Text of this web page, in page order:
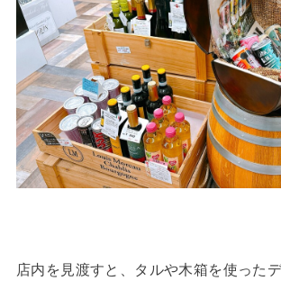
店内を見渡すと、タルや木箱を使った